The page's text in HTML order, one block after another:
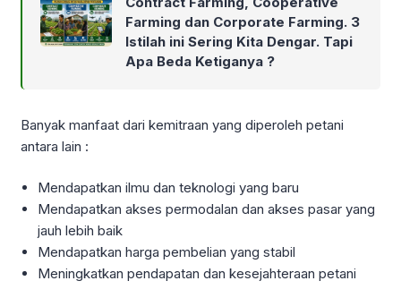
Farming dan Corporate Farming. 3
Istilah ini Sering Kita Dengar. Tapi
Apa Beda Ketiganya ?
Banyak manfaat dari kemitraan yang diperoleh petani
antara lain :
Mendapatkan ilmu dan teknologi yang baru
Mendapatkan akses permodalan dan akses pasar yang
jauh lebih baik
Mendapatkan harga pembelian yang stabil
Meningkatkan pendapatan dan kesejahteraan petani